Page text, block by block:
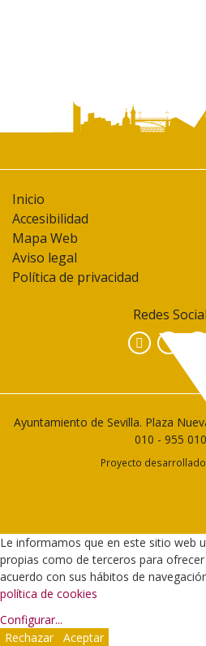
Inicio
Accesibilidad
Mapa Web
Aviso legal
Política de privacidad
Redes
Facebook
Ayuntamiento de Sevilla. Plaza
010 - 955
Proyecto
Le informamos que en este sitio web
propias como de terceros para
acuerdo con sus hábitos de
política de cookies
Configurar...
Rechazar
Aceptar